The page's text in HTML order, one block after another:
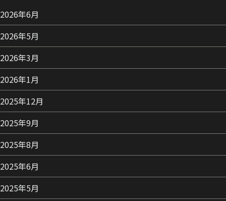
2026年6月
2026年5月
2026年3月
2026年1月
2025年12月
2025年9月
2025年8月
2025年6月
2025年5月